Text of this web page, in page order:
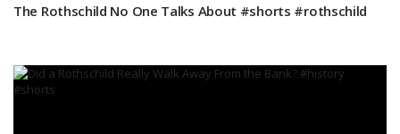
The Rothschild No One Talks About #shorts #rothschild